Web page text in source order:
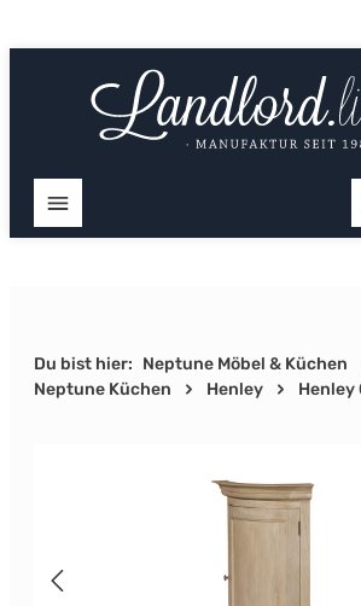
Du bist hier: Neptune Möbel & Küchen
Neptune Küchen
Henley Henley